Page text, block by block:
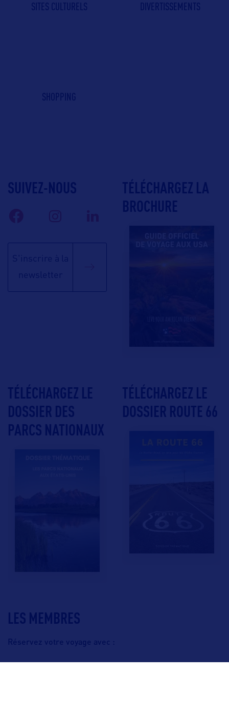
SITES CULTURELS DIVERTISSEMENTS
SHOPPING
LES MEMBRES
Réservez votre voyage avec :
SUIVEZ-NOUS
S'inscrire à la
newsletter
TÉLÉCHARGEZ LA
BROCHURE
TÉLÉCHARGEZ LE
DOSSIER DES
PARCS NATIONAUX
TÉLÉCHARGEZ LE
DOSSIER ROUTE 66